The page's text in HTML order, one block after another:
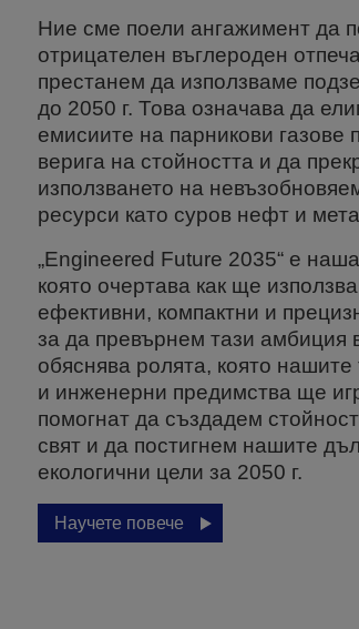
Ние сме поели ангажимент да
отрицателен въглероден
престанем да използваме
до 2050 г. Това означава да
емисиите на парникови газове
верига на стойността и да
използването на
ресурси като суров нефт и
„Engineered Future 2035“ е
която очертава как ще
ефективни, компактни и
за да превърнем тази амбиция
обяснява ролята, която нашите
и инженерни предимства ще
помогнат да създадем
свят и да постигнем нашите
екологични цели за 2050 г.
Научете повече